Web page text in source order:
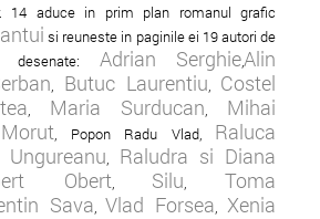
- turneu in
spatiilor
Adrian Schiop
tabuurile in noul
"Soldatii. Poveste
Ferentari"
14 aduce in prim plan romanul grafic
si reuneste in paginile ei 19 autori de
Adrian Serghie,Alin
, Butuc Laurentiu, Costel
, Maria Surducan, Mihai
, Popon Radu Vlad, Raluca
Ungureanu, Raludra si Diana
Obert, Silu, Toma
Sava, Vlad Forsea, Xenia